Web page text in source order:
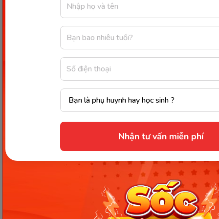
Nhận tư vấn miễn phí
sung cho cơ thể 117 mcg vitamin A, chứa 19
Vitamin C, vitamin B6 và folate. Bên cạnh đó,
chúng còn là một nguồn thực phẩm tuyệt vời
có đặc tính chống viêm, kháng histamine.
Là một loại trái cây quen thuộc nhưng ít
ai biết rằng trong một quả xoài tươi sẽ chứa 112
mcg vitamin A. Cùng với đó, xoài còn giúp cơ
thể chống oxy hóa, giàu chất xơ, cải thiện tốt
chức năng đường ruột, kiểm soát lượng
đường trong máu tối ưu.
Dưa lưới:Với nửa cốc dưa lưới trung bình chứa
135 mcg vitamin A cùng vitamin C dồi dào, hỗ
trợ chống oxy hóa, tăng cường hệ miễn dịch
và bảo vệ cơ thể khỏi các vi khuẩn dễ gây
Mơ khô là một loại trái cây được